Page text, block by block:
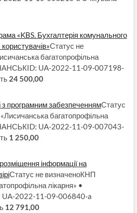
«KBS. Бухгалтерія комунального
Статус не
багатопрофільна
UA-2022-11-09-007198-
24 500,00
з програмним забезпеченнямСтатус
багатопрофільна
UA-2022-11-09-007043-
1 250,00
інформації на
Статус не визначеноКНП
лікарня» •
2022-11-09-006840-a
12 791,00